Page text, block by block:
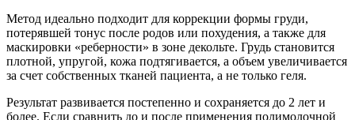
Метод идеально подходит для коррекции формы груди,
потерявшей тонус после родов или похудения, а также для
маскировки «реберности» в зоне декольте. Грудь становится
плотной, упругой, кожа подтягивается, а объем увеличивается
за счет собственных тканей пациента, а не только геля.
Результат развивается постепенно и сохраняется до 2 лет и
более. Если сравнить до и после применения полимолочной